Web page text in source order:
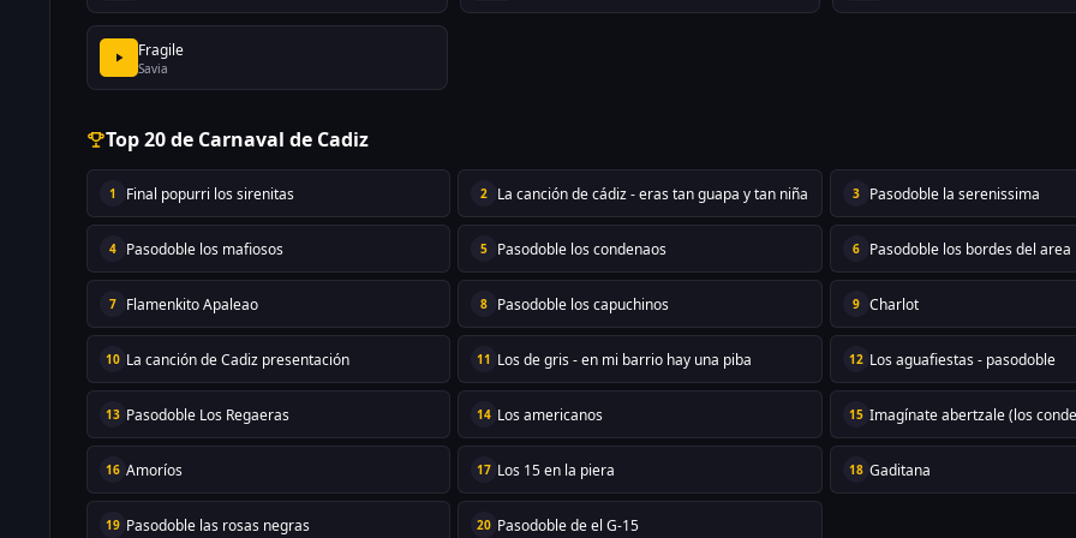
Fragile
Savia
Top 20 de Carnaval de Cadiz
1 Final popurri los sirenitas 2 La canción de cádiz - eras tan guapa y tan niña 3 Pasodoble la serenissima
4 Pasodoble los mafiosos 5 Pasodoble los condenaos 6 Pasodoble los bordes del area
7 Flamenkito Apaleao 8 Pasodoble los capuchinos 9 Charlot
10 La canción de Cadiz presentación 11 Los de gris - en mi barrio hay una piba 12 Los aguafiestas - pasodoble
13 Pasodoble Los Regaeras 14 Los americanos 15 Imagínate abertzale (los
16 Amoríos 17 Los 15 en la piera 18 Gaditana
19 Pasodoble las rosas negras 20 Pasodoble de el G-15